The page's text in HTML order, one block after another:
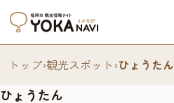
トップ›観光スポット›ひょうたん
ひょうたん